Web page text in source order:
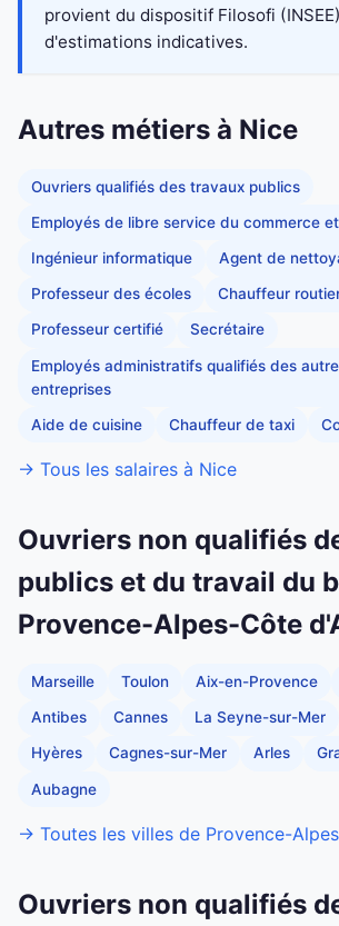
provient du dispositif Filosofi
d'estimations indicatives.
Autres métiers à Nice
Ouvriers qualifiés des travaux publics
Employés de libre service du commerce
Ingénieur informatique Agent de
Professeur des écoles Chauffeur
Professeur certifié Secrétaire
Employés administratifs qualifiés des
entreprises
Aide de cuisine Chauffeur de taxi
→ Tous les salaires à Nice
Ouvriers non qualifiés
publics et du travail du
Provence-Alpes-Côte
Marseille Toulon Aix-en-Provence
Antibes Cannes La Seyne-sur-Mer
Hyères Cagnes-sur-Mer Arles
Aubagne
→ Toutes les villes de Provence-
Ouvriers non qualifiés